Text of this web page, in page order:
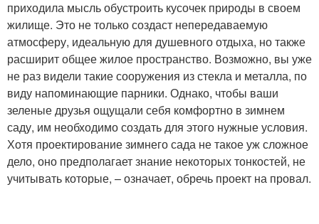
Сотовый поликарбонат
приходила мысль обустроить кусочек природы в своем
жилище. Это не только создаст непередаваемую
атмосферу, идеальную для душевного отдыха, но также
расширит общее жилое пространство. Возможно, вы уже
не раз видели такие сооружения из стекла и металла, по
виду напоминающие парники. Однако, чтобы ваши
зеленые друзья ощущали себя комфортно в зимнем
саду, им необходимо создать для этого нужные условия.
Хотя проектирование зимнего сада не такое уж сложное
дело, оно предполагает знание некоторых тонкостей, не
учитывать которые, – означает, обречь проект на провал.